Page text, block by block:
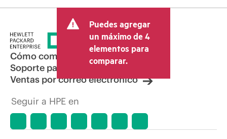
Puedes agregar
un máximo de 4
elementos para
comparar.
Cómo comprar
Soporte para productos
Ventas por correo electrónico
Seguir a HPE en